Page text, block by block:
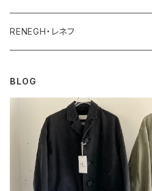
トップス
ワンピース・オールインワン
その他
アウター
ワンピース・サロペット
その他
RENEGH・レネフ
ボトム
BLOG